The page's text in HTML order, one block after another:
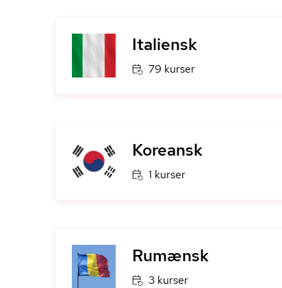
Italiensk
79 kurser
Koreansk
1 kurser
Rumænsk
3 kurser